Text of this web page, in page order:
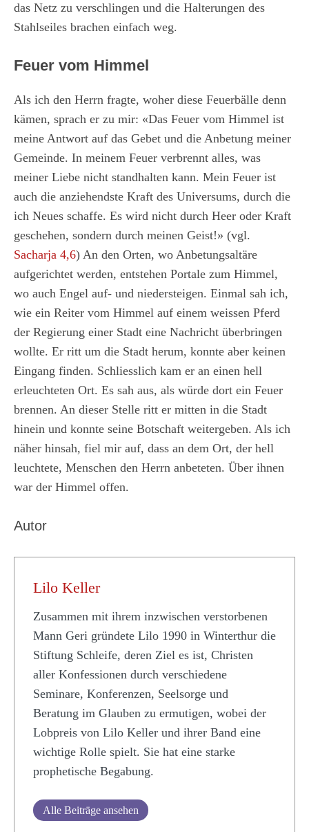
das Netz zu verschlingen und die Halterungen des
Stahlseiles brachen einfach weg.
Feuer vom Himmel
Als ich den Herrn fragte, woher diese Feuerbälle denn
kämen, sprach er zu mir: «Das Feuer vom Himmel ist
meine Antwort auf das Gebet und die Anbetung meiner
Gemeinde. In meinem Feuer verbrennt alles, was
meiner Liebe nicht standhalten kann. Mein Feuer ist
auch die anziehendste Kraft des Universums, durch die
ich Neues schaffe. Es wird nicht durch Heer oder Kraft
geschehen, sondern durch meinen Geist!» (vgl.
Sacharja 4,6) An den Orten, wo Anbetungsaltäre
aufgerichtet werden, entstehen Portale zum Himmel,
wo auch Engel auf- und niedersteigen. Einmal sah ich,
wie ein Reiter vom Himmel auf einem weissen Pferd
der Regierung einer Stadt eine Nachricht überbringen
wollte. Er ritt um die Stadt herum, konnte aber keinen
Eingang finden. Schliesslich kam er an einen hell
erleuchteten Ort. Es sah aus, als würde dort ein Feuer
brennen. An dieser Stelle ritt er mitten in die Stadt
hinein und konnte seine Botschaft weitergeben. Als ich
näher hinsah, fiel mir auf, dass an dem Ort, der hell
leuchtete, Menschen den Herrn anbeteten. Über ihnen
war der Himmel offen.
Autor
Lilo Keller
Zusammen mit ihrem inzwischen verstorbenen
Mann Geri gründete Lilo 1990 in Winterthur die
Stiftung Schleife, deren Ziel es ist, Christen
aller Konfessionen durch verschiedene
Seminare, Konferenzen, Seelsorge und
Beratung im Glauben zu ermutigen, wobei der
Lobpreis von Lilo Keller und ihrer Band eine
wichtige Rolle spielt. Sie hat eine starke
prophetische Begabung.
Alle Beiträge ansehen